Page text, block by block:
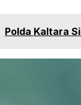
Polda Kaltara